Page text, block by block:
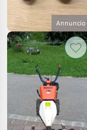
Annuncio